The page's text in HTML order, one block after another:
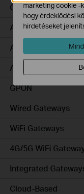
Campus
Access Pro
Access Plus
Access Max
GPON
Wired Gateways
WiFi Gateways
4G/5G WiFi
Integrated
Cloud-Based
marketing cookie -
hogy érdeklődési
hirdetéseket